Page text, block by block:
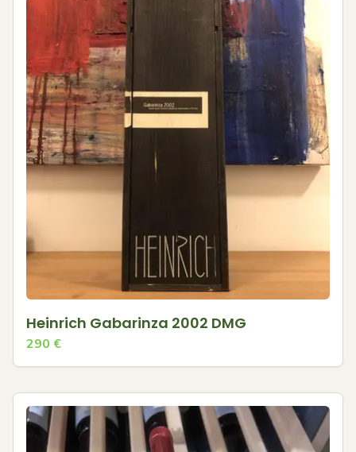
Heinrich Gabarinza 2002 DMG
290 €